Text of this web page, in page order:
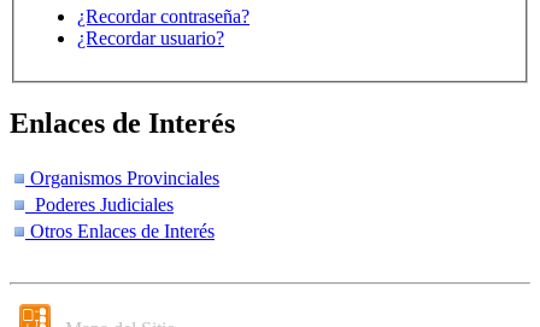
¿Recordar contraseña?
¿Recordar usuario?
Enlaces de Interés
Organismos Provinciales
Poderes Judiciales
Otros Enlaces de Interés